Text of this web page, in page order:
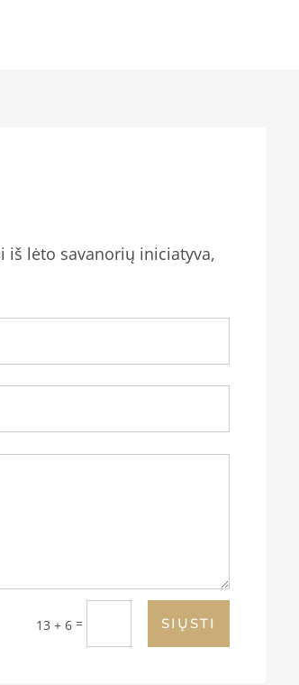
iš lėto savanorių iniciatyva,
13 + 6 = SIŲSTI